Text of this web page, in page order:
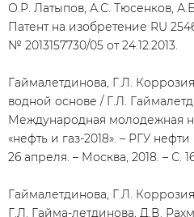
О.Р. Латыпов, А.С. Тюсенков,
Патент на изобретение RU
№ 2013157730/05 от 24.12.2013.
Гаймалетдинова, Г.Л.
водной основе / Г.Л.
Международная молодежная
«нефть и газ-2018». – РГУ
26 апреля. – Москва, 2018. – С.
Гаймалетдинова, Г.Л.
Г.Л. Гайма-летдинова, Д.В.